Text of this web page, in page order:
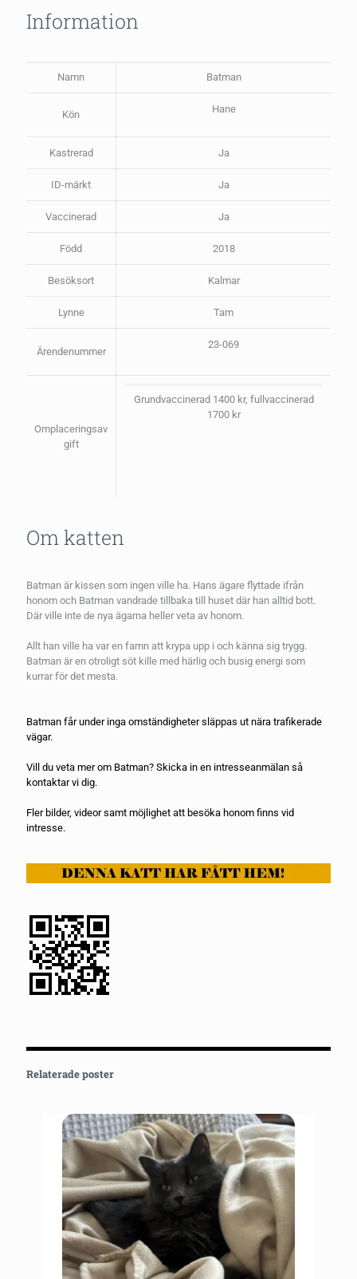
Information
Namn Batman
Kön Hane
Kastrerad Ja
ID-märkt Ja
Vaccinerad Ja
Född 2018
Besöksort Kalmar
Lynne Tam
Ärendenummer
23-069
Omplaceringsav
gift
Grundvaccinerad 1400 kr, fullvaccinerad
1700 kr
Om katten
Batman är kissen som ingen ville ha. Hans ägare flyttade ifrån
honom och Batman vandrade tillbaka till huset där han alltid bott.
Där ville inte de nya ägarna heller veta av honom.
Allt han ville ha var en famn att krypa upp i och känna sig trygg.
Batman är en otroligt söt kille med härlig och busig energi som
kurrar för det mesta.
Batman får under inga omständigheter släppas ut nära trafikerade
vägar.
Vill du veta mer om Batman? Skicka in en intresseanmälan så
kontaktar vi dig.
Fler bilder, videor samt möjlighet att besöka honom finns vid
intresse.
Relaterade poster